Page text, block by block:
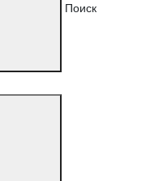
Поиск